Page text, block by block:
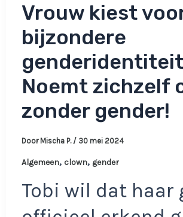
Vrouw kiest
bijzondere
Noemt zichzelf
zonder gender!
Door Mischa P. / 30 mei 2024
Algemeen, clown, gender
Tobi wil dat haar